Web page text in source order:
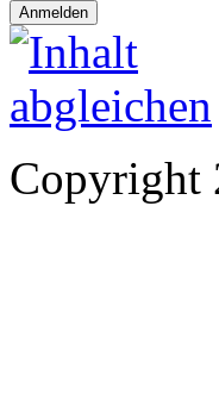
Copyright